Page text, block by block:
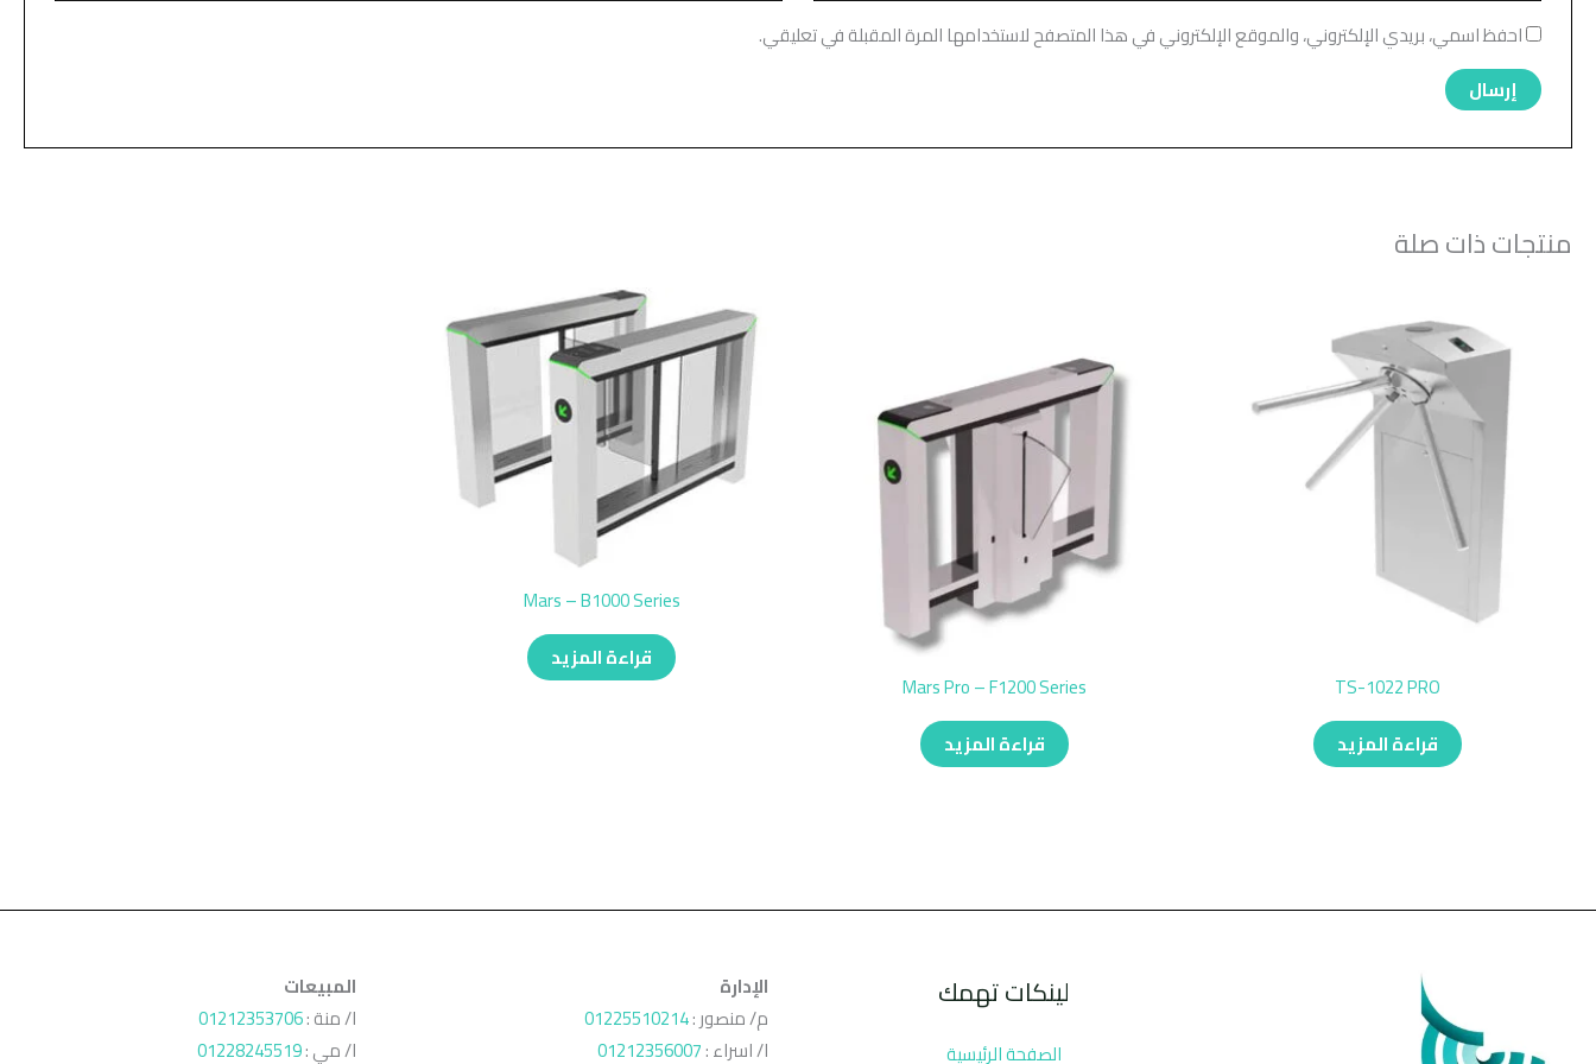
احفظ اسمي، بريدي الإلكتروني، والموقع الإلكتروني في هذا المتصفح لاستخدامها المرة المقبلة في تعليقي.
منتجات ذات صلة
TS-1022 PRO
قراءة المزيد
Mars Pro – F1200 Series
قراءة المزيد
Mars – B1000 Series
قراءة المزيد
لينكات تهمك
الصفحة الرئيسية
الإدارة
م/ منصور :01225510214
ا/ اسراء :01212356007
المبيعات
ا/ منة :01212353706
ا/ مي :01228245519